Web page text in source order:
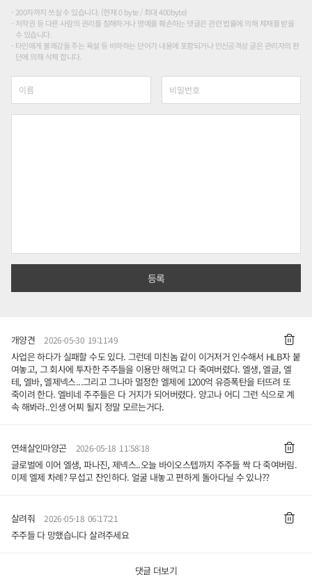
200자까지 쓰실 수 있습니다. (현재 0 byte / 최대 400byte)
저작권 등 다른 사람의 권리를 침해하거나 명예를 훼손하는 댓글은 관련 법률에 의해 제재를 받을
수 있습니다.
타인에게 불쾌감을 주는 욕설 등 비하하는 단어가 내용에 포함되거나 인신공격성 글은 관리자의 판
단에 의해 삭제 합니다.
개양견 2026-05-30 19:11:49
사업은 하다가 실패할 수도 있다. 그런데 미친놈 같이 이거저거 인수해서 HLB자 붙
여놓고, 그 회사에 투자한 주주들을 이용만 해먹고 다 죽여버렸다. 엘생, 엘글, 엘
테, 엘바, 엘제넥스...그리고 그나마 멀정한 엘제에 1200억 유증폭탄을 터뜨려 또
죽이려 한다. 엘비네 주주들은 다 거지가 되어버렸다. 양고나 어디 그런 식으로 계
속 해봐라..인생 어찌 될지 정말 모르는거다.
연쇄살인마양곤 2026-05-18 11:58:18
글로벌에 이어 엘생, 파나진, 제넥스..오늘 바이오스텝까지 주주들 싹 다 죽여버림.
이제 엘제 차례? 무섭고 잔인하다. 얼굴 내놓고 편하게 돌아다닐 수 있나??
살려줘 2026-05-18 06:17:21
주주들 다 망했습니다 살려주세요
댓글 더보기